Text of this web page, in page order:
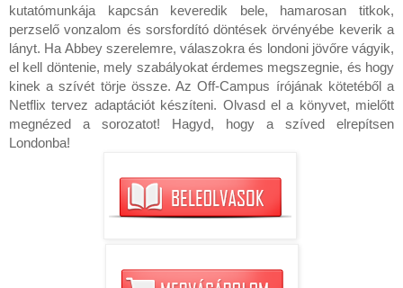
kutatómunkája kapcsán keveredik bele, hamarosan titkok,
perzselő vonzalom és sorsfordító döntések örvényébe keverik a
lányt. Ha Abbey szerelemre, válaszokra és londoni jövőre vágyik,
el kell döntenie, mely szabályokat érdemes megszegnie, és hogy
kinek a szívét törje össze. Az Off-Campus írójának kötetéből a
Netflix tervez adaptációt készíteni. Olvasd el a könyvet, mielőtt
megnézed a sorozatot! Hagyd, hogy a szíved elrepítsen
Londonba!